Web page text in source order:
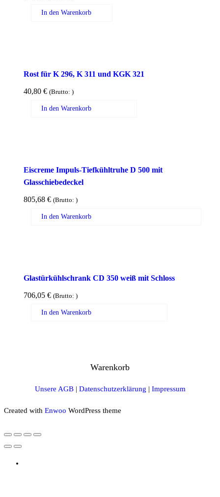
In den Warenkorb
Rost für K 296, K 311 und KGK 321
40,80 € (Brutto: )
In den Warenkorb
Eiscreme Impuls-Tiefkühltruhe D 500 mit
Glasschiebedeckel
805,68 € (Brutto: )
In den Warenkorb
Glastürkühlschrank CD 350 weiß mit Schloss
706,05 € (Brutto: )
In den Warenkorb
Warenkorb
Unsere AGB| Datenschutzerklärung | Impressum
Created with Enwoo WordPress theme